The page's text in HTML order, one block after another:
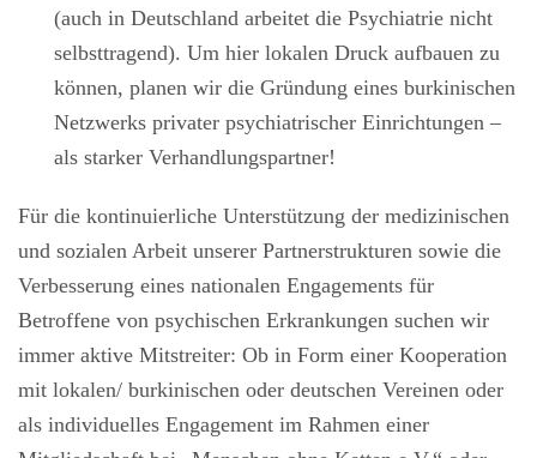
(auch in Deutschland arbeitet die Psychiatrie nicht
selbsttragend). Um hier lokalen Druck aufbauen zu
können, planen wir die Gründung eines burkinischen
Netzwerks privater psychiatrischer Einrichtungen –
als starker Verhandlungspartner!
Für die kontinuierliche Unterstützung der medizinischen
und sozialen Arbeit unserer Partnerstrukturen sowie die
Verbesserung eines nationalen Engagements für
Betroffene von psychischen Erkrankungen suchen wir
immer aktive Mitstreiter: Ob in Form einer Kooperation
mit lokalen/ burkinischen oder deutschen Vereinen oder
als individuelles Engagement im Rahmen einer